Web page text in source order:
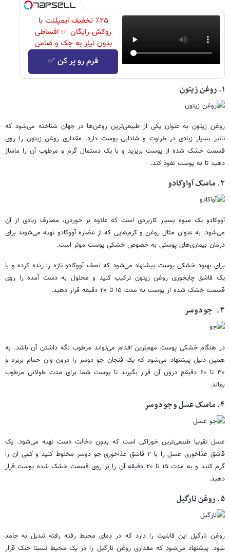
٪۲۵ تخفیف ایمپلنت با
روکش رایگان ✅ اقساطی
بدون نیاز به چک و ضامن
فرم رو پر کن ✅
۱. روغن زیتون
روغن زیتون به عنوان یکی از طبیعی‌ترین روغن‌ها در جهان شناخته می‌شود که
تاثیر بسیار زیادی در طراوت و شادابی پوست دارد. مقداری روغن زیتون را روی
قسمت خشک شده از پوست بریزید و با یک دستمال گرم و مرطوب آن را ماساژ
دهید تا به پوست نفوذ کند.
۲. ماسک آواوکادو
آووکادو یک میوه بسیار کاربردی است که علاوه بر خوردن، مصارف زیادی از آن
می‌شود. به عنوان مثال روغن و کرم‌هایی که از عضاره آووکادو تهیه می‌شوند برای
درمان بیماری‌های پوستی به خصوص خشکی پوست موثر است.
برای بهبود خشکی پوست پیشنهاد می‌شود که نصف آووکادو تازه را رنده کرده و با
یک قاشق چایخوری روغن زیتون ترکیب کنید و محلول به دست آمده را روی
قسمت خشک شده از پوست به مدت ۱۵ تا ۲۰ دقیقه قرار دهید.
۳. جو دوسر
در هنگام خشکی پوست مهم‌ترین اقدام می‌تواند مرطوب نگه داشتن آن باشد. به
همین دلیل پیشنهاد می‌شود که یک فنجان جو دوسر را درون وان حمام بریزد و
۳۰ تا ۶۰ دقیقع درون آن قرار بگیرید تا پوست شما برای مدت طولانی مرطوب
بماند.
۴. ماسک عسل و جو دوسر
عسل تقریبا طبیعی‌ترین خوراکی است که بدون دخالت دست تهیه می‌شود. یک
قاشق غذاخوری عسل را با ۲ قاشق غذاخوری جو دوسر مخلوط کنید و کمی آن را
گرم کنید و به مدت ۱۵ تا ۲۰ دقیقه آن را بر روی قسمت خشک شده پوست قرار
دهید.
۵. روغن نارگیل
روغن نارگیل این قابلیت را دارد که در دمای محیط رفته رفته تبدیل به جامد
شود. پیشنهاد می‌شود که مقداری روغن نارگیل را در یک محیط نسبتا خنک قرار